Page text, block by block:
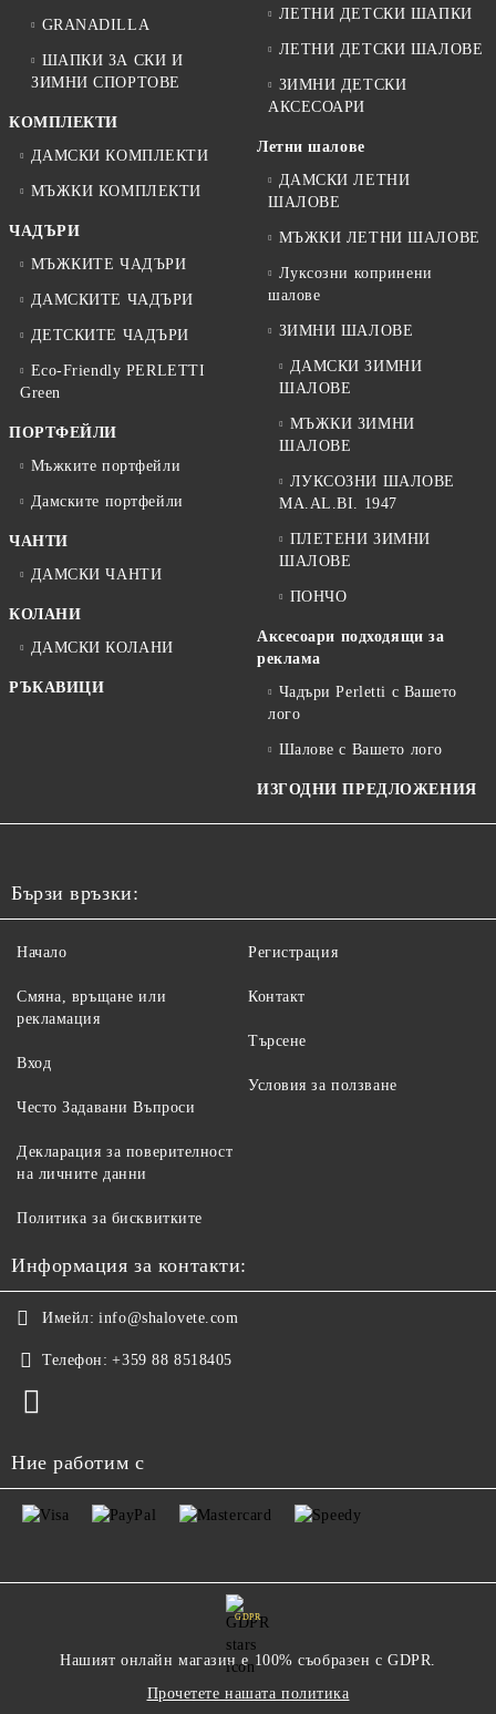
GRANADILLA
ШАПКИ ЗА СКИ И
ЗИМНИ СПОРТОВЕ
КОМПЛЕКТИ
ДАМСКИ КОМПЛЕКТИ
МЪЖКИ КОМПЛЕКТИ
ЧАДЪРИ
МЪЖКИТЕ ЧАДЪРИ
ДАМСКИТЕ ЧАДЪРИ
ДЕТСКИТЕ ЧАДЪРИ
Eco-Friendly PERLETTI
Green
ПОРТФЕЙЛИ
Мъжките портфейли
Дамските портфейли
ЧАНТИ
ДАМСКИ ЧАНТИ
КОЛАНИ
ДАМСКИ КОЛАНИ
РЪКАВИЦИ
ЛЕТНИ ДЕТСКИ ШАПКИ
ЛЕТНИ ДЕТСКИ ШАЛОВЕ
ЗИМНИ ДЕТСКИ
АКСЕСОАРИ
Летни шалове
ДАМСКИ ЛЕТНИ
ШАЛОВЕ
МЪЖКИ ЛЕТНИ ШАЛОВЕ
Луксозни копринени
шалове
ЗИМНИ ШАЛОВЕ
ДАМСКИ ЗИМНИ
ШАЛОВЕ
МЪЖКИ ЗИМНИ
ШАЛОВЕ
ЛУКСОЗНИ ШАЛОВЕ
MA.AL.BI. 1947
ПЛЕТЕНИ ЗИМНИ
ШАЛОВЕ
ПОНЧО
Аксесоари подходящи за
реклама
Чадъри Perletti с Вашето
лого
Шалове с Вашето лого
ИЗГОДНИ ПРЕДЛОЖЕНИЯ
Бързи връзки:
Начало
Смяна, връщане или
рекламация
Вход
Често Задавани Въпроси
Регистрация
Контакт
Търсене
Условия за ползване
Декларация за поверителност
на личните данни
Политика за бисквитките
Информация за контакти:
Имейл: info@shalovete.com
Телефон: +359 88 8518405
Ние работим с
GDPR
Нашият онлайн магазин е 100% съобразен с GDPR.
Прочетете нашата политика